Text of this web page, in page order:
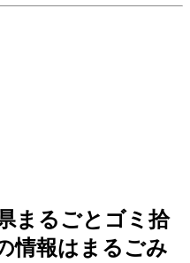
まるごとゴミ拾
情報はまるごみ